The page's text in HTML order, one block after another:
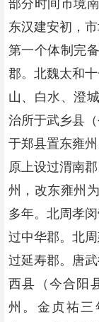
部分时间市境
东汉建安初，
第一个体制完
郡。北魏太和
山、白水、澄
治所于武乡县
于郑县置东雍
原上设过渭南
州，改东雍州
多年。北周孝
过中华郡。北
过延寿郡。唐
西县（今合阳
州。金贞祐三